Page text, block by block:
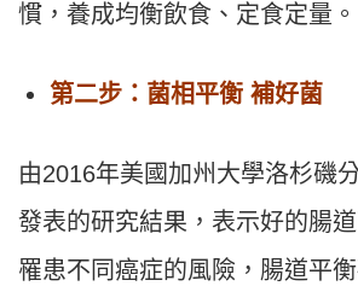
慣，養成均衡飲食、定食定量。
第二步：菌相平衡 補好菌
由2016年美國加州大學洛杉磯
發表的研究結果，表示好的腸
罹患不同癌症的風險，腸道平